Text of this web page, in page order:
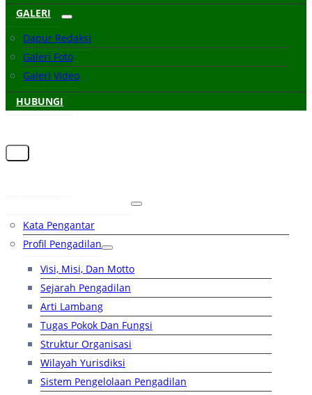
GALERI
Dapur Redaksi
Galeri Foto
Galeri Video
HUBUNGI
Kata Pengantar
Profil Pengadilan
Visi, Misi, Dan Motto
Sejarah Pengadilan
Arti Lambang
Tugas Pokok Dan Fungsi
Struktur Organisasi
Wilayah Yurisdiksi
Sistem Pengelolaan Pengadilan